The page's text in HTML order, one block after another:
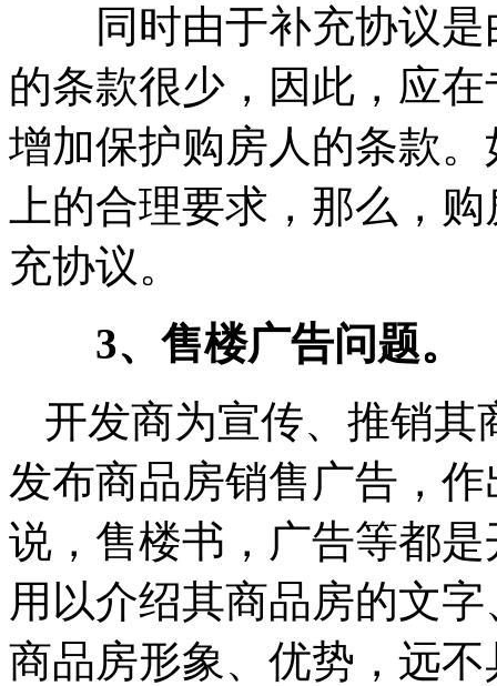
同时由于补充协议是
的条款很少，因此，应
增加保护购房人的条款
上的合理要求，那么，
充协议。
3、售楼广告问题。
开发商为宣传、推销其
发布商品房销售广告，
说，售楼书，广告等都
用以介绍其商品房的文
商品房形象、优势，远